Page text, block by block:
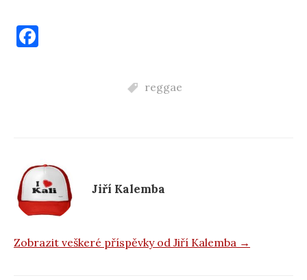
o
k
reggae
Jiří Kalemba
Zobrazit veškeré příspěvky od Jiří Kalemba →